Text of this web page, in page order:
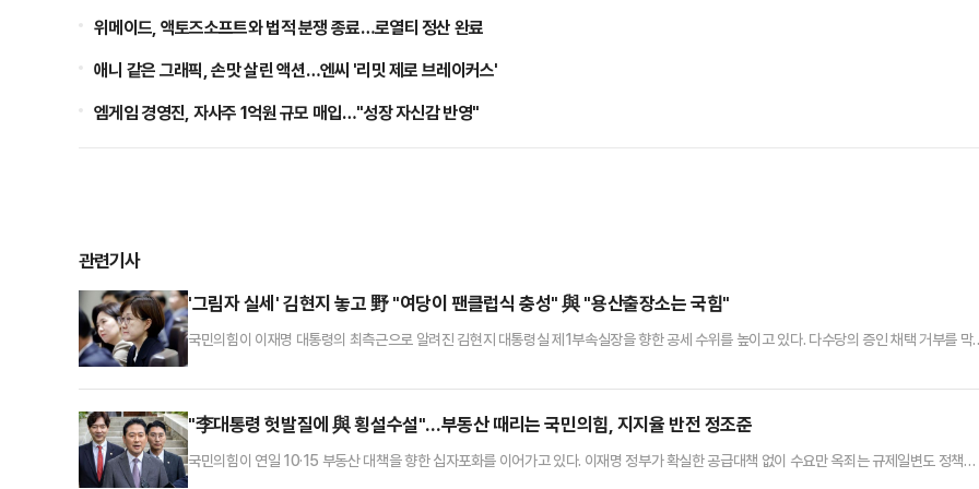
위메이드, 액토즈소프트와 법적 분쟁 종료…로열티 정산 완료
애니 같은 그래픽, 손맛 살린 액션…엔씨 '리밋 제로 브레이커스'
엠게임 경영진, 자사주 1억원 규모 매입…"성장 자신감 반영"
관련기사
'그림자 실세' 김현지 놓고 野 "여당이 팬클럽식 충성" 與 "용산출장소는 국힘"
국민의힘이 이재명 대통령의 최측근으로 알려진 김현지 대통령실 제1부속실장을 향한 공세 수위를 높이고 있다. 다수당의 증인 채택 거부를 막
말이 아니라고 반박했다.박정훈 국민의힘 의원은 21일 YTN 라디오 '더 인터뷰'에 출연해 "김 실장이 이 대통령의 중요한 순간마다 핸드폰을 교
"李대통령 헛발질에 與 횡설수설"…부동산 때리는 국민의힘, 지지율 반전 정조준
국민의힘이 연일 10·15 부동산 대책을 향한 십자포화를 이어가고 있다. 이재명 정부가 확실한 공급대책 없이 수요만 옥죄는 규제일변도 정책으